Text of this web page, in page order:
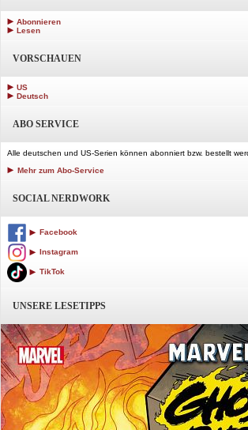
Abonnieren
Lesen
VORSCHAUEN
US
Deutsch
ABO SERVICE
Alle deutschen und US-Serien können abonniert bzw. bestellt
Mehr zum Abo-Service
SOCIAL NERDWORK
Facebook
Instagram
TikTok
UNSERE LESETIPPS